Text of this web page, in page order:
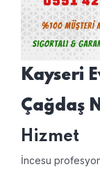
Kayseri
Çağdaş
Hizmet
İncesu